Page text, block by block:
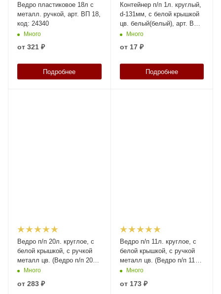
Ведро пластиковое 18л с
металл. ручкой, арт. ВП 18,
код: 24340
Много
от 321 ₽
Подробнее
Контейнер п/п 1л. круглый,
d-131мм, с белой крышкой
цв. белый(белый), арт. ВП 1
d-131 мм (В) белый с
ручкой, код: 30057
Много
от 17 ₽
Подробнее
Ведро п/п 20л. круглое, с
белой крышкой, с ручкой
металл цв. (Ведро п/п 20л.
круглое, с белой крышкой,
ВП 20А, код: 28100
Много
от 283 ₽
Ведро п/п 11л. круглое, с
белой крышкой, с ручкой
металл цв. (Ведро п/п 11л.
круглое, с белой крышкой,
ВП 11А, код: 28098
Много
от 173 ₽